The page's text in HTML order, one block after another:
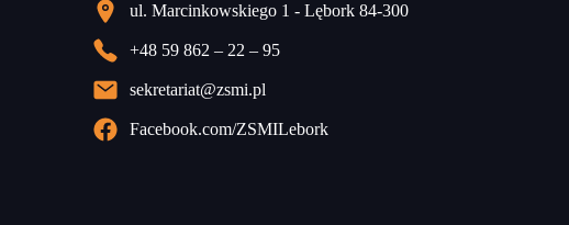
ul. Marcinkowskiego 1 - Lębork 84-300
+48 59 862 – 22 – 95
sekretariat@zsmi.pl
Facebook.com/ZSMILebork